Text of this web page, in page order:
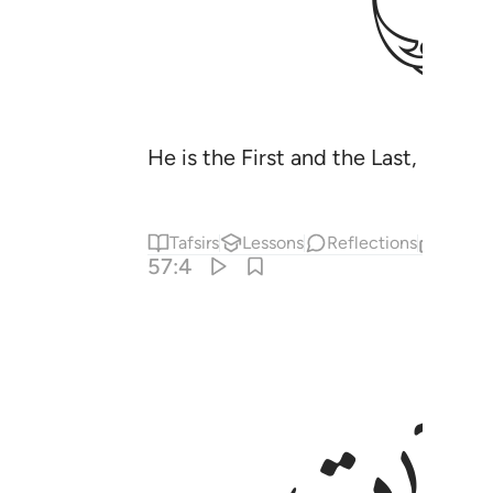
He is the First and the Last, the
Tafsirs Lessons Reflections
57:4